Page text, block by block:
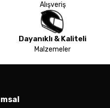
Alışveriş
Dayanıklı & Kaliteli
Malzemeler